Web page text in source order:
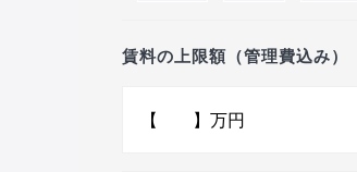
賃料の上限額（管理費込み）